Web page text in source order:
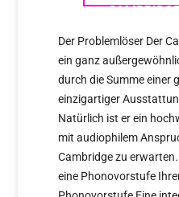
Der Problemlöser Der
ein ganz
durch die Summe einer
einzigartiger
Natürlich ist er ein
mit audiophilem
Cambridge zu
eine Phonovorstufe